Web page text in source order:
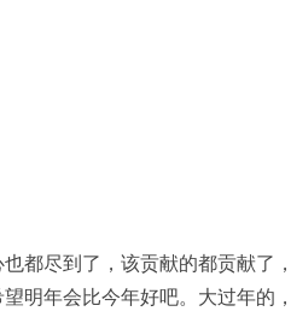
都尽到了，该贡献的都贡献了
明年会比今年好吧。大过年的